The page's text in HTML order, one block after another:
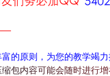
的原则，为您的教学竭
缩包内容可能会随时进行增